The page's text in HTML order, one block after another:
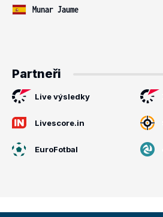
Munar Jaume
Partneři
Live výsledky
Livescore.in
EuroFotbal